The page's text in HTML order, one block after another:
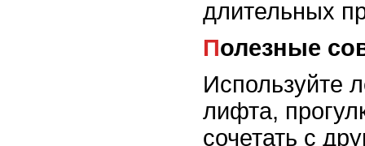
длительных
Полезные
Используйте
лифта,
сочетать с